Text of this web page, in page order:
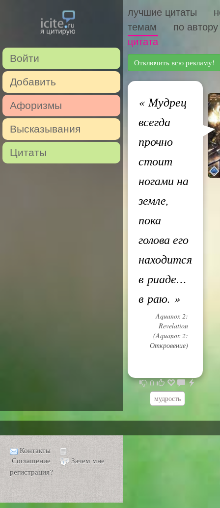
Войти
Добавить
Афоризмы
Высказывания
Цитаты
лучшие цитаты
темам
по автору
цитата
Отключить всю рекламу!
«Мудрец
всегда
прочно
стоит
ногами на
земле,
пока
голова его
находится
в риаде…
в раю. »
Aquanox 2:
Revelation
(Aquanox 2:
Откровение)
0
мудрость
Контакты
Соглашение
Зачем мне
регистрация?